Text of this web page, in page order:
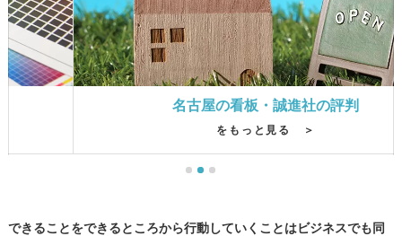
名古屋の看板・誠進社の評判
をもっと見る ＞
できることをできるところから行動していくことはビジネスでも同